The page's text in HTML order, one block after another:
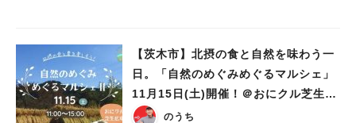
【茨木市】北摂の食と自然を味わう一
日。「自然のめぐみめぐるマルシェ」
11月15日(土)開催！＠おにクル芝生広
場
のうち